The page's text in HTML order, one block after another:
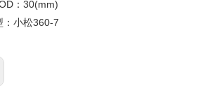
： 30(mm)
小松360-7